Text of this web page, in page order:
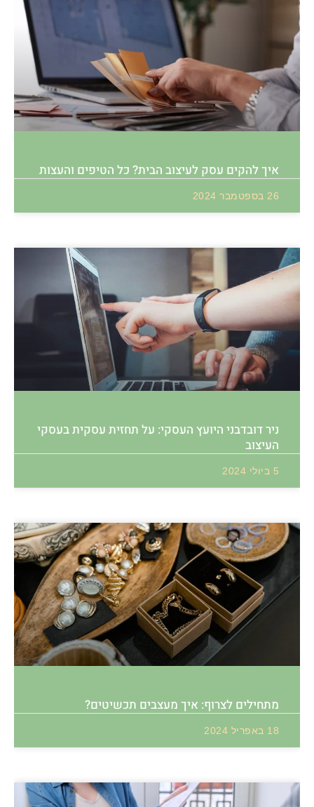
איך להקים עסק לעיצוב הבית? כל הטיפים והעצות
26 בספטמבר 2024
ניר דובדבני היועץ העסקי: על תחזית עסקית בעסקי
העיצוב
5 ביולי 2024
מתחילים לצרוף: איך מעצבים תכשיטים?
18 באפריל 2024